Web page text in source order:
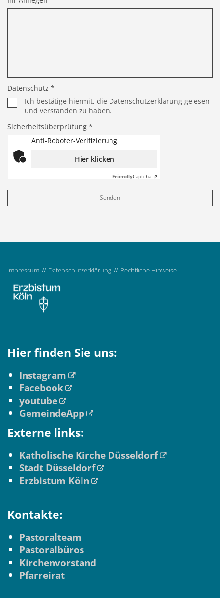
Datenschutz *
Ich bestätige hiermit, die Datenschutzerklärung gelesen
und verstanden zu haben.
Sicherheitsüberprüfung *
Anti-Roboter-Verifizierung
Hier klicken
FriendlyCaptcha ⇗
Impressum Datenschutzerklärung Rechtliche Hinweise
Hier finden Sie uns:
Instagram
Facebook
youtube
GemeindeApp
Externe links:
Katholische Kirche Düsseldorf
Stadt Düsseldorf
Erzbistum Köln
Kontakte:
Pastoralteam
Pastoralbüros
Kirchenvorstand
Pfarreirat